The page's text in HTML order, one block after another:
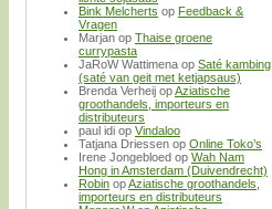
Bink Melcherts op Feedback &
Vragen
Marjan op Thaise groene
currypasta
JaRoW Wattimena op Saté kambing
(saté van geit met ketjapsaus)
Brenda Verheij opAziatische
groothandels, importeurs en
distributeurs
paul idi op Vindaloo
Tatjana Driessen op Online Toko’s
Irene Jongebloed op Wah Nam
Hong in Amsterdam (Duivendrecht)
Robin opAziatische groothandels,
importeurs en distributeurs